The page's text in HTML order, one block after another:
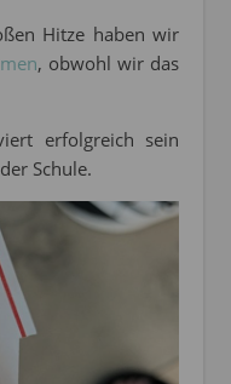
Hitze haben wir
, obwohl wir das
erfolgreich sein
Schule.